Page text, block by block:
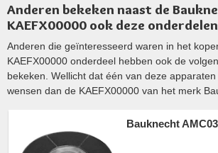
Anderen bekeken naast de
KAEFX00000 ook deze onderdelen
Anderen die geïnteresseerd waren in het
KAEFX00000 onderdeel hebben ook de
bekeken. Wellicht dat één van deze
wensen dan de KAEFX00000 van het merk
Bauknecht